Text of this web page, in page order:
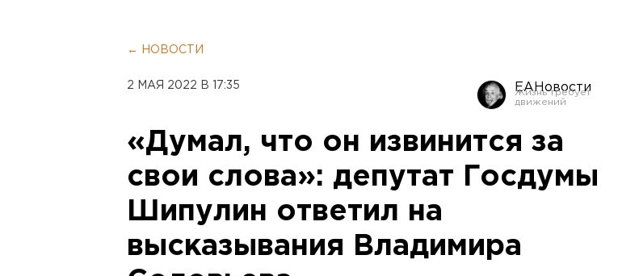
← НОВОСТИ
2 МАЯ 2022 В 17:35 ЕАНовости
«Думал, что он извинится за
свои слова»: депутат Госдумы
Шипулин ответил на
высказывания Владимира